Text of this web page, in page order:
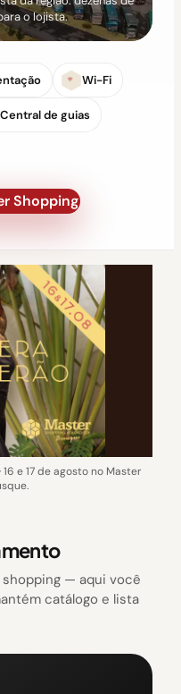
o lojista.
Wi-Fi
Central de guias
Shopping
e 17 de agosto no Master
shopping — aqui você
catálogo e lista